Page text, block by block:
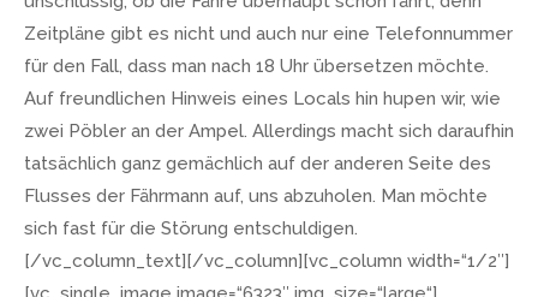
Zeitpläne gibt es nicht und auch nur eine Telefonnummer
für den Fall, dass man nach 18 Uhr übersetzen möchte.
Auf freundlichen Hinweis eines Locals hin hupen wir, wie
zwei Pöbler an der Ampel. Allerdings macht sich daraufhin
tatsächlich ganz gemächlich auf der anderen Seite des
Flusses der Fährmann auf, uns abzuholen. Man möchte
sich fast für die Störung entschuldigen.
[/vc_column_text][/vc_column][vc_column width=“1/2″]